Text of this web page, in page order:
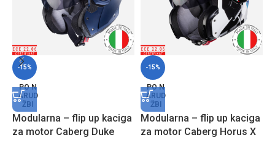
-15%
PO N
ARUD
ŽBI
Modularna – flip up kaciga
za motor Caberg Duke
-15%
PO N
ARUD
ŽBI
Modularna – flip up kaciga
za motor Caberg Horus X